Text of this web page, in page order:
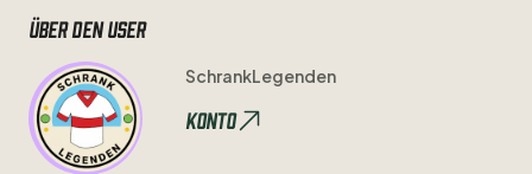
Über den user
SchrankLegenden
Konto